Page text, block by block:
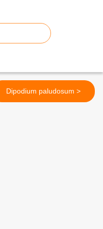
Dipodium paludosum >